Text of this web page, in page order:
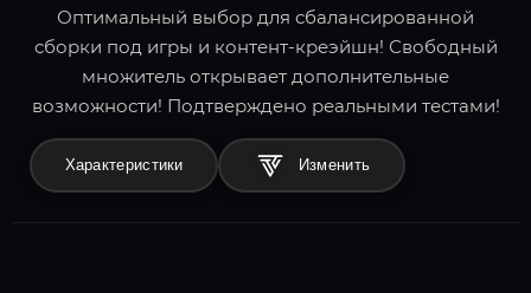
Оптимальный выбор для сбалансированной
сборки под игры и контент-креэйшн! Свободный
множитель открывает дополнительные
возможности! Подтверждено реальными тестами!
Характеристики